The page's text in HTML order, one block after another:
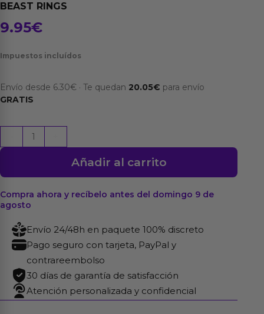
BEAST RINGS
9.95€
Impuestos incluídos
Envío desde 6.30€ · Te quedan 20.05€ para envío
GRATIS
3
para
el
Pene
Beaded
Flexibles
Transparente
cantidad
Añadir al carrito
Compra ahora y recíbelo antes del domingo 9 de
agosto
Envío 24/48h en paquete 100% discreto
Pago seguro con tarjeta, PayPal y
contrareembolso
30 días de garantía de satisfacción
Atención personalizada y confidencial